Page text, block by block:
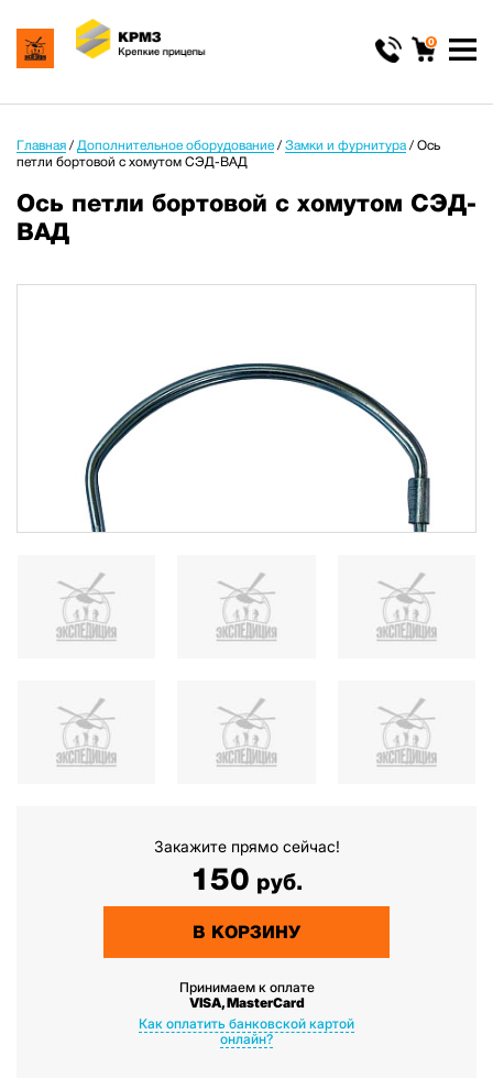
0
Главная / Дополнительное оборудование / Замки и фурнитура/ Ось
петли бортовой с хомутом СЭД-ВАД
Ось петли бортовой с хомутом СЭД-
ВАД
Закажите прямо сейчас!
150 руб.
В КОРЗИНУ
Принимаем к оплате
VISA, MasterCard
Как оплатить банковской картой
онлайн?